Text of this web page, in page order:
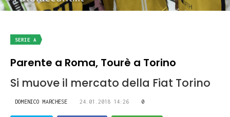
SERIE A
Parente a Roma, Tourè a Torino
Si muove il mercato della Fiat Torino
DOMENICO MARCHESE 24.01.2018 14:26 0